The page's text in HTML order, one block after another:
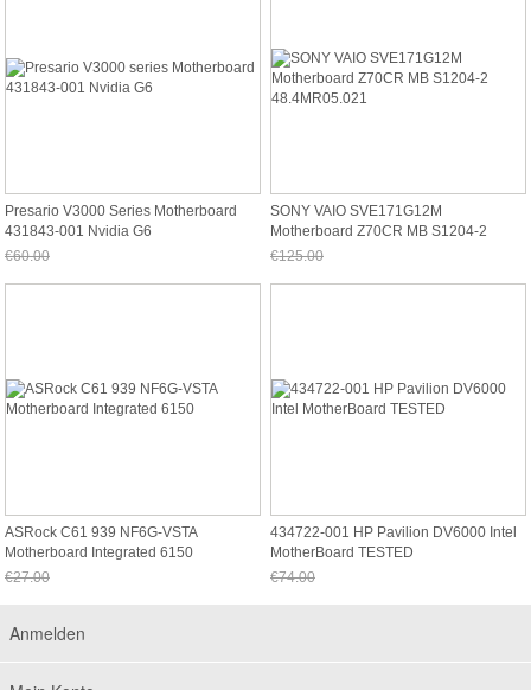
Presario V3000 Series Motherboard
431843-001 Nvidia G6
€60.00
SONY VAIO SVE171G12M
Motherboard Z70CR MB S1204-2
48.4MR05.021
€125.00
ASRock C61 939 NF6G-VSTA
Motherboard Integrated 6150
€27.00
434722-001 HP Pavilion DV6000 Intel
MotherBoard TESTED
€74.00
Anmelden